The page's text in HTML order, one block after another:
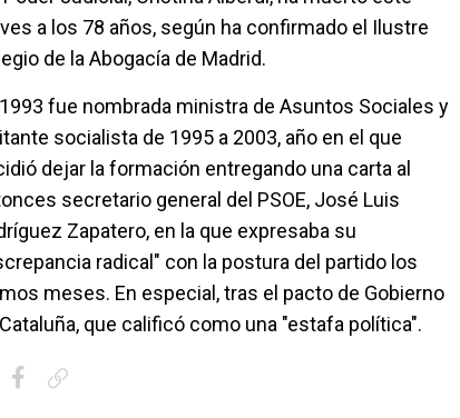
a los 78 años, según ha confirmado el Ilustre
de la Abogacía de Madrid.
fue nombrada ministra de Asuntos Sociales y
socialista de 1995 a 2003, año en el que
dejar la formación entregando una carta al
secretario general del PSOE, José Luis
Zapatero, en la que expresaba su
radical" con la postura del partido los
meses. En especial, tras el pacto de Gobierno
que calificó como una "estafa política".